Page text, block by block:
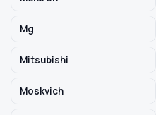
Mg
Mitsubishi
Moskvich